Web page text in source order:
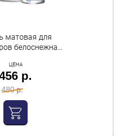
матовая для
белоснежная
ЦЕНА
р.
480 р.